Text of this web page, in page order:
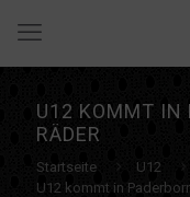
U12 KOMMT IN
RÄDER
Startseite
U12
U12 kommt in